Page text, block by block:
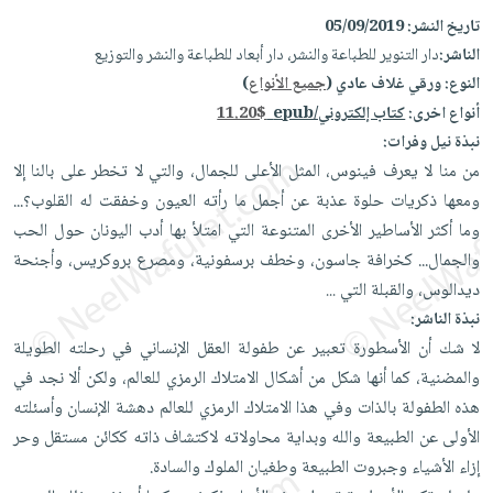
على
Android
تحميل
iKitab
على
Apple
على
Apple
جوائزالعناية
الشخصية
العناية
وتصفيف
الشعر
العناية
بالجسم
العناية
بالأسنان
الحمية
والتغذية
والسفرة
جديد
الكل
أواني
الطهي
أدوات
الخبز
أدوات
المائدة
الأوعية
والتخزين
أدوات
المطبخ
متجر
الهدايا
أقسام
الأكثر
مبيعاً
العودة
للمدارس
اكسسوارات
كتب
اكسسوارات
منزلية
شحن
مجاني
بنود
مختارة
اشتراكات
كل
الاشتراكات
صندوق
بحث
متقدم
تاريخ النشر:05/09/2019
الناشر:دار التنوير للطباعة والنشر، دار أبعاد للطباعة والنشر والتوزيع
النوع:ورقي غلاف عادي (جميع الأنواع)
أنواع اخرى:كتاب إلكتروني/epub
11.20$
نبذة نيل وفرات:
من منا لا يعرف فينوس، المثل الأعلى للجمال، والتي لا تخطر على بالنا إلا
ومعها ذكريات حلوة عذبة عن أجمل ما رأته العيون وخفقت له القلوب؟...
وما أكثر الأساطير الأخرى المتنوعة التي امتلأ بها أدب اليونان حول الحب
والجمال... كخرافة جاسون، وخطف برسفونية، ومصرع بروكريس، وأجنحة
ديدالوس، والقبلة التي...
نبذة الناشر:
لا شك أن الأسطورة تعبير عن طفولة العقل الإنساني في رحلته الطويلة
والمضنية، كما أنها شكل من أشكال الامتلاك الرمزي للعالم، ولكن ألا نجد في
هذه الطفولة بالذات وفي هذا الامتلاك الرمزي للعالم دهشة الإنسان وأسئلته
الأولى عن الطبيعة والله وبداية محاولاته لاكتشاف ذاته ككائن مستقل وحر
إزاء الأشياء وجبروت الطبيعة وطغيان الملوك والسادة.